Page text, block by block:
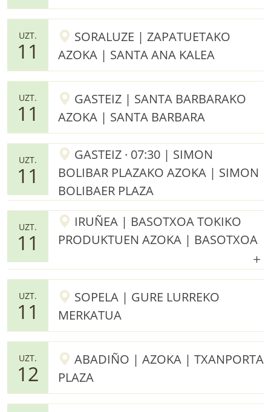
UZT.
11
SORALUZE | ZAPATUETAKO
AZOKA | SANTA ANA KALEA
UZT.
11
GASTEIZ | SANTA BARBARAKO
AZOKA | SANTA BARBARA
UZT.
11
GASTEIZ · 07:30 | SIMON
BOLIBAR PLAZAKO AZOKA | SIMON
BOLIBAER PLAZA
UZT.
11
IRUÑEA | BASOTXOA TOKIKO
PRODUKTUEN AZOKA | BASOTXOA
UZT.
11
SOPELA | GURE LURREKO
MERKATUA
UZT.
12
ABADIÑO | AZOKA | TXANPORTA
PLAZA